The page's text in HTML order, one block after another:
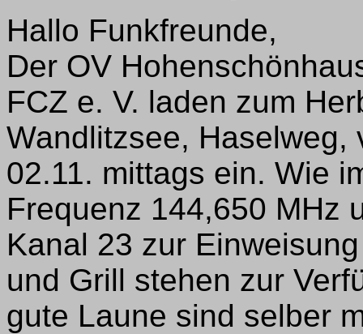
Hallo Funkfreunde,
Der OV
FCZ e. V. laden zum
Wandlitzsee, Haselweg,
02.11. mittags ein. Wie
Frequenz 144,650 MHz
Kanal 23 zur
und Grill stehen zur
gute Laune sind selber